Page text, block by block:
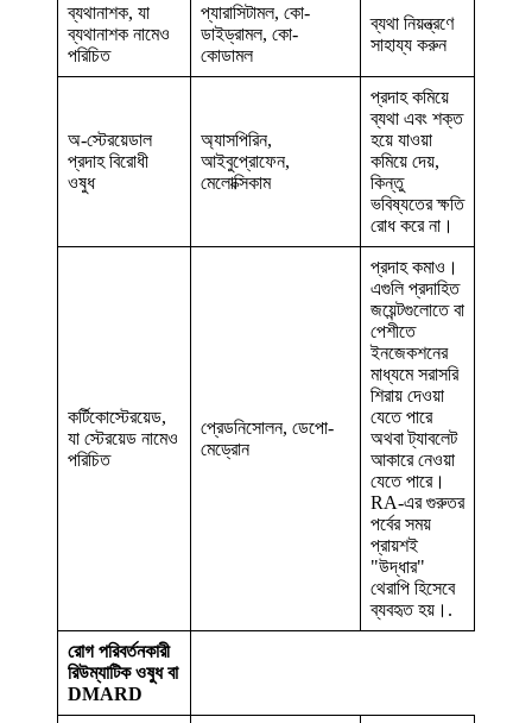
ব্যথানাশক, যা
ব্যথানাশক নামেও
পরিচিত
প্যারাসিটামল, কো-
ডাইড্রামল, কো-
কোডামল
ব্যথা নিয়ন্ত্রণে
সাহায্য করুন
অ-স্টেরয়েডাল
প্রদাহ বিরোধী
ওষুধ
অ্যাসপিরিন,
আইবুপ্রোফেন,
মেলোক্সিকাম
প্রদাহ কমিয়ে
ব্যথা এবং শক্ত
হয়ে যাওয়া
কমিয়ে দেয়,
কিন্তু
ভবিষ্যতের ক্ষতি
রোধ করে না।
কর্টিকোস্টেরয়েড,
যা স্টেরয়েড নামেও
পরিচিত
প্রেডনিসোলন, ডেপো-
মেড্রোন
প্রদাহ কমাও।
এগুলি প্রদাহিত
জয়েন্টগুলোতে বা
পেশীতে
ইনজেকশনের
মাধ্যমে সরাসরি
শিরায় দেওয়া
যেতে পারে
অথবা ট্যাবলেট
আকারে নেওয়া
যেতে পারে।
RA-এর গুরুতর
পর্বের সময়
প্রায়শই
"উদ্ধার"
থেরাপি হিসেবে
ব্যবহৃত হয়।.
রোগ পরিবর্তনকারী
রিউম্যাটিক ওষুধ বা
DMARD